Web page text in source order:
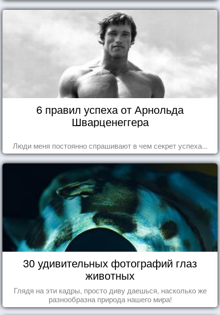
6 правил успеха от Арнольда
Шварценеггера
Люди меня постоянно спрашивают в чем секрет успеха...
30 удивительных фотографий глаз
животных
Глядя на эти кадры, просто диву даешься, насколько же
разнообразна природа нашего мира!